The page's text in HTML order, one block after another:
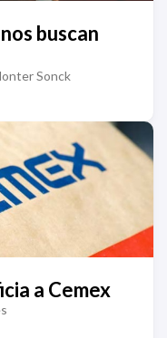
buscan
Sonck
a Cemex